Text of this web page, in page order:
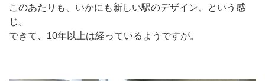
このあたりも、いかにも新しい駅のデザイン、という感
じ。
できて、10年以上は経っているようですが。